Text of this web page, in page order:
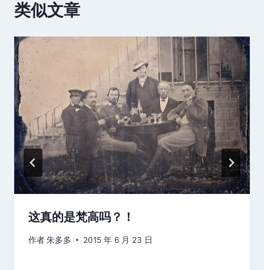
类似文章
这真的是梵高吗？！
作者朱多多 2015 年 6 月 23 日